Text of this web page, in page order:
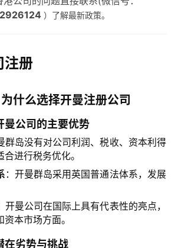
）了解最新政策。
注册
什么选择开曼注册公司
曼公司的主要优势
群岛没有对公司利润、税收、资本利得
进行税务优化。
：开曼群岛采用英国普通法体系，发展
开曼公司在国际上具有代表性的亮点，
本市场方面。
在劣势与挑战